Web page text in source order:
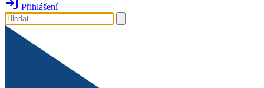
Přihlášení